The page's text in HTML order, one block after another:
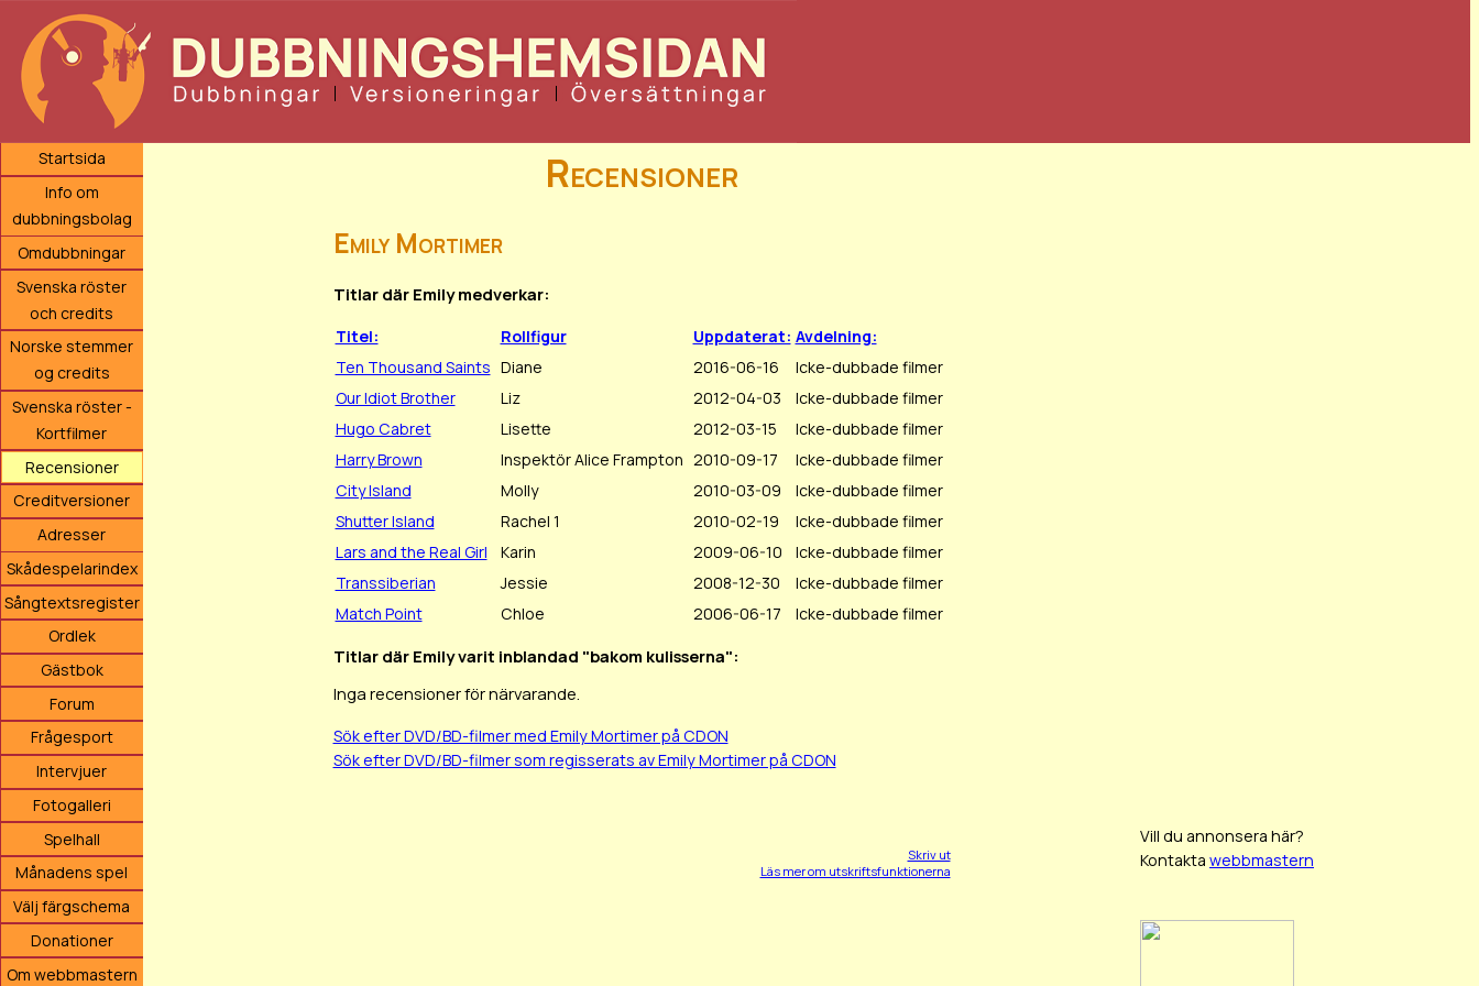
Startsida
Info om
dubbningsbolag
Omdubbningar
Svenska röster
och credits
Norske stemmer
og credits
Svenska röster -
Kortfilmer
Recensioner
Creditversioner
Adresser
Skådespelarindex
Sångtextsregister
Ordlek
Gästbok
Forum
Frågesport
Intervjuer
Fotogalleri
Spelhall
Månadens spel
Välj färgschema
Donationer
Om webbmastern
Recensioner
Emily Mortimer
Titlar där Emily medverkar:
Titel: Rollfigur Uppdaterat: Avdelning:
Ten Thousand Saints Diane 2016-06-16
Icke-dubbade filmer
Our Idiot Brother
Liz 2012-04-03
Icke-dubbade filmer
Hugo Cabret
Lisette 2012-03-15
Icke-dubbade filmer
Harry Brown
Inspektör Alice Frampton 2010-09-17
Icke-dubbade filmer
City Island
Molly 2010-03-09
Icke-dubbade filmer
Shutter Island
Rachel 1 2010-02-19
Icke-dubbade filmer
Lars and the Real Girl
Karin 2009-06-10
Icke-dubbade filmer
Transsiberian
Jessie 2008-12-30
Icke-dubbade filmer
Match Point
Chloe 2006-06-17 Icke-dubbade filmer
Titlar där Emily varit inblandad "bakom kulisserna":
Inga recensioner för närvarande.
Sök efter DVD/BD-filmer med Emily Mortimer på CDON
Sök efter DVD/BD-filmer som regisserats av Emily Mortimer på CDON
Skriv ut
Läs mer om utskriftsfunktionerna
Vill du annonsera här?
Kontakta webbmastern